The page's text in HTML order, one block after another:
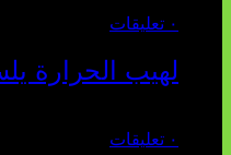
٠ تعليقات
لهيب الحرارة
٠ تعليقات